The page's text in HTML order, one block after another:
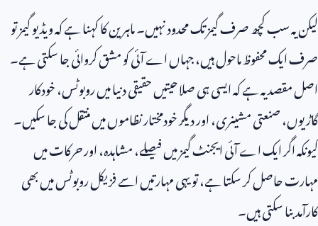
لیکن یہ سب کچھ صرف گیمز تک محدود نہیں۔ ماہرین کا کہنا ہے کہ ویڈیو گیمز تو
صرف ایک محفوظ ماحول ہیں، جہاں اے آئی کو مشق کروائی جا سکتی ہے۔
اصل مقصد یہ ہے کہ ایسی ہی صلاحیتیں حقیقی دنیا میں روبوٹس، خودکار
گاڑیوں، صنعتی مشینری، اور دیگر خودمختار نظاموں میں منتقل کی جا سکیں۔
کیونکہ اگر ایک اے آئی ایجنٹ گیمز میں فیصلے، مشاہدہ، اور حرکات میں
مہارت حاصل کر سکتا ہے، تو یہی مہارتیں اسے فزیکل روبوٹس میں بھی
کارآمد بنا سکتی ہیں۔